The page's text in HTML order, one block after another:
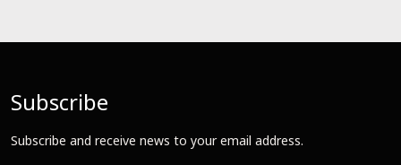
Subscribe
Subscribe and receive news to your email address.